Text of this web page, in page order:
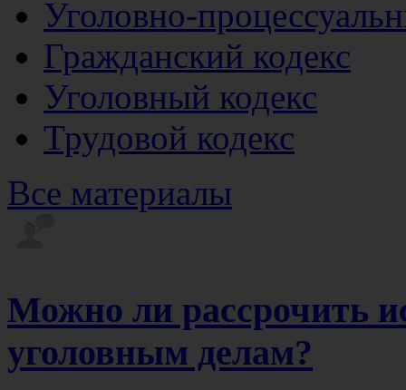
Уголовно-
Гражданский кодекс
Уголовный кодекс
Трудовой кодекс
Все материалы
Можно ли рассрочить
уголовным делам?